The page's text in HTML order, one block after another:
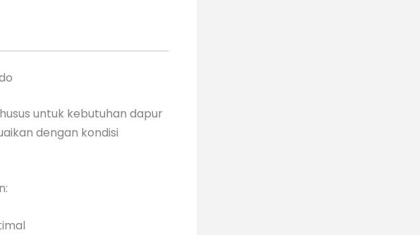
untuk kebutuhan dapur
dengan kondisi